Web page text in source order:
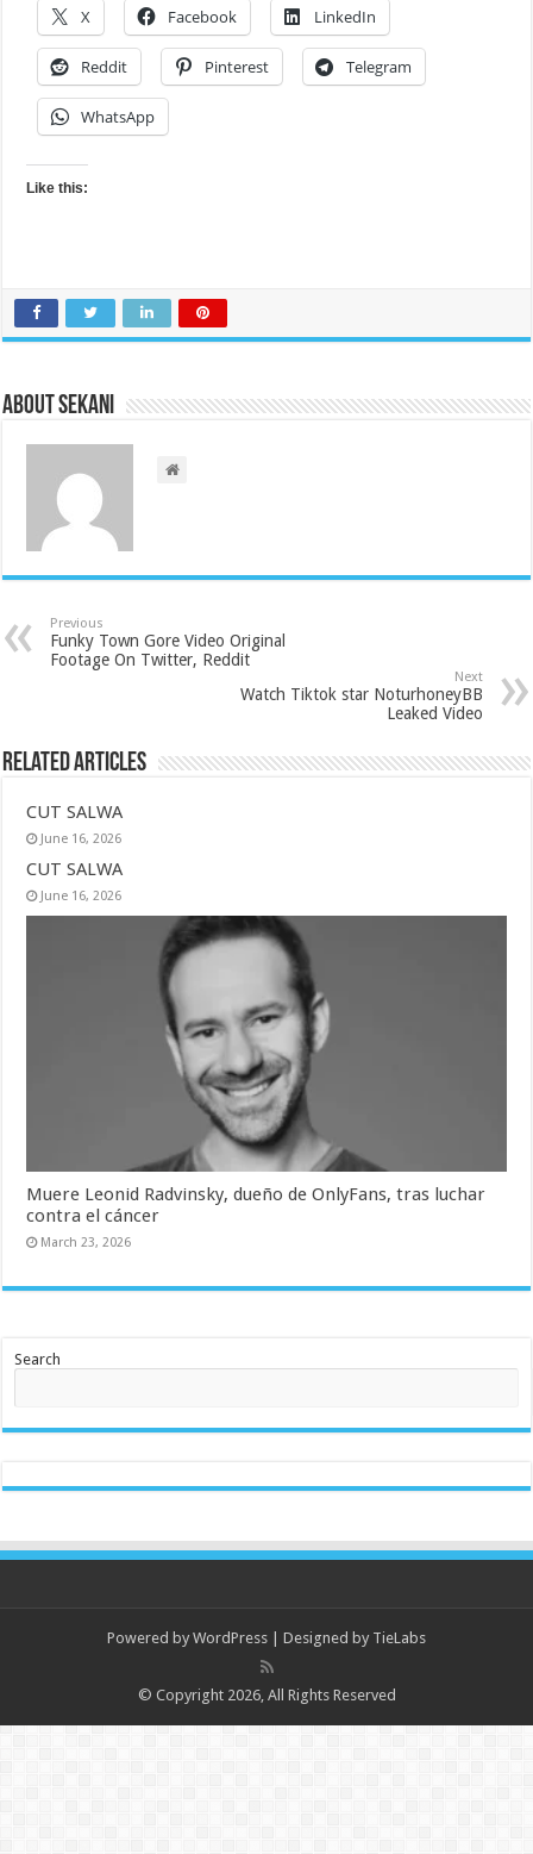
X Facebook LinkedIn
Reddit Pinterest Telegram
WhatsApp
Like this:
About sekani
Previous
Funky Town Gore Video Original
Footage On Twitter, Reddit
Next
Watch Tiktok star NoturhoneyBB
Leaked Video
Related Articles
CUT SALWA
June 16, 2026
CUT SALWA
June 16, 2026
Muere Leonid Radvinsky, dueño de OnlyFans, tras luchar
contra el cáncer
March 23, 2026
Search
Powered by WordPress | Designed by TieLabs
© Copyright 2026, All Rights Reserved